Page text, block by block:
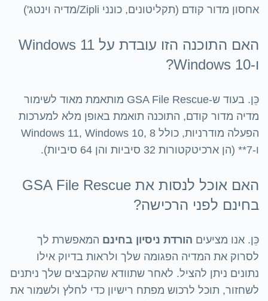
אחסון מדור קודם (תקליטונים, כונני Zipli/מדיה וינטג')
האם התוכנה הזו עובדת על Windows 11
ו-Windows 10?
כֵּן. בעוד ש-GSA File Rescue מותאמת מאוד לשימור
מדיה מדור קודם, התוכנה תואמת באופן מלא למערכות
הפעלה מודרניות, כולל Windows 11, Windows 10, 8
ו-7** (הן ארכיטקטורות 32 סיביות והן 64 סיביות).
האם אוכל לנסות את GSA File Rescue
בחינם לפני הרכישה?
כֵּן. אנו מציעים הורדת ניסיון בחינם המאפשרת לך
לסרוק את המדיה הפגומה שלך ולראות בדיוק אילו
נתונים ניתן להציל. לאחר שתוודא שהקבצים שלך ניתנים
לשחזור, תוכל לרכוש מפתח רישיון כדי לחלץ ולשמור את